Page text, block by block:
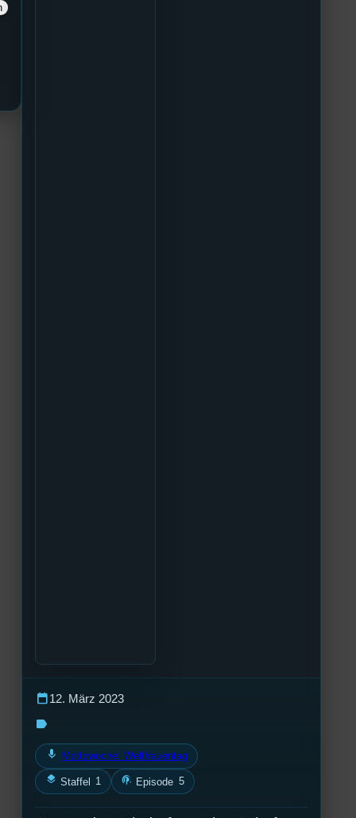
calendar_today12. März 2023
label
mic Mottowoche: Weltfrauentag
layers Staffel 1 podcasts Episode 5